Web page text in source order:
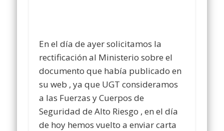
En el día de ayer solicitamos la
rectificación al Ministerio sobre el
documento que había publicado en
su web , ya que UGT consideramos
a las Fuerzas y Cuerpos de
Seguridad de Alto Riesgo , en el día
de hoy hemos vuelto a enviar carta